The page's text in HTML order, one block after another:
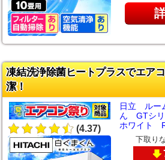
凍結洗浄除菌ヒートプラスでエア
潔！
(4.37)
日立 ルー
ん GTシ
ホワイト
下取り